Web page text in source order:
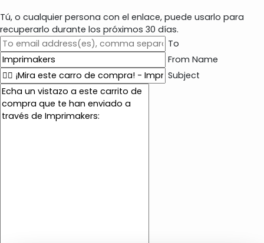
Tú, o cualquier persona con el enlace, puede usarlo para
recuperarlo durante los próximos 30 días.
To
From Name
Subject
E
m
a